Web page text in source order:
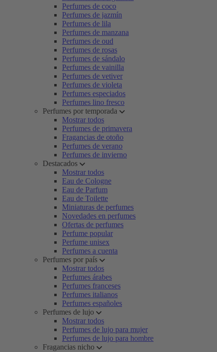
Perfumes de coco
Perfumes de jazmín
Perfumes de lila
Perfumes de manzana
Perfumes de oud
Perfumes de rosas
Perfumes de sándalo
Perfumes de vainilla
Perfumes de vetiver
Perfumes de violeta
Perfumes especiados
Perfumes lino fresco
Perfumes por temporada
Mostrar todos
Perfumes de primavera
Fragancias de otoño
Perfumes de verano
Perfumes de invierno
Destacados
Mostrar todos
Eau de Cologne
Eau de Parfum
Eau de Toilette
Miniaturas de perfumes
Novedades en perfumes
Ofertas de perfumes
Perfume popular
Perfume unisex
Perfumes a cuenta
Perfumes por país
Mostrar todos
Perfumes árabes
Perfumes franceses
Perfumes italianos
Perfumes españoles
Perfumes de lujo
Mostrar todos
Perfumes de lujo para mujer
Perfumes de lujo para hombre
Fragancias nicho